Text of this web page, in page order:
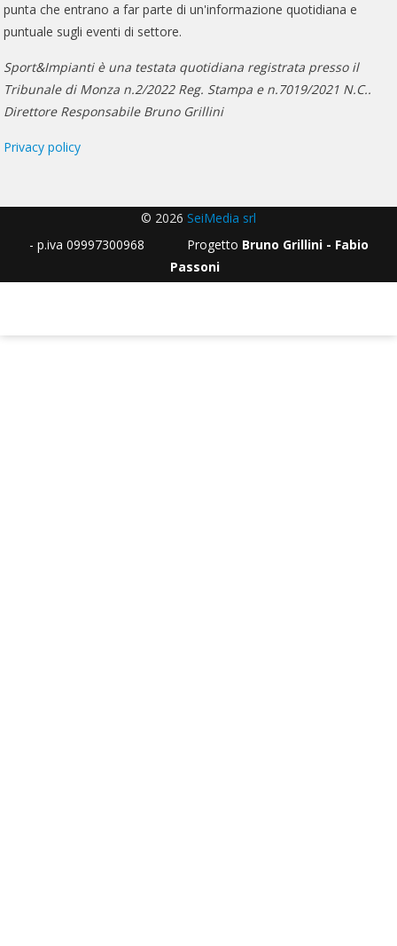
punta che entrano a far parte di un'informazione quotidiana e
puntuale sugli eventi di settore.
Sport&Impianti è una testata quotidiana registrata presso il
Tribunale di Monza n.2/2022 Reg. Stampa e n.7019/2021 N.C..
Direttore Responsabile Bruno Grillini
Privacy policy
© 2026 SeiMedia srl
- p.iva 09997300968 Progetto Bruno Grillini - Fabio
Passoni